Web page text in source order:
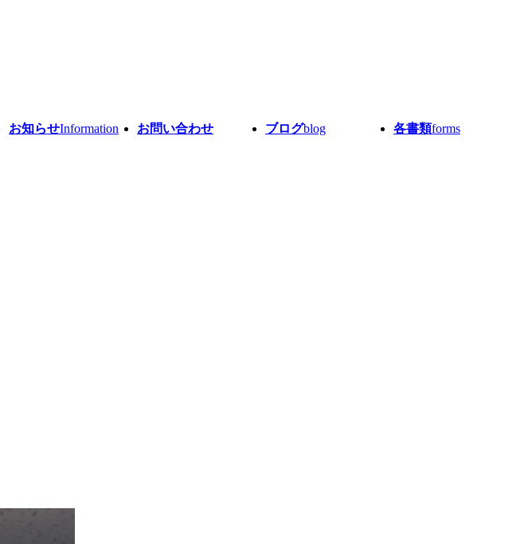
お知らせInformation お問い合わせ ブログblog 各書類forms